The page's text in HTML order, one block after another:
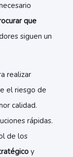
que
siguen un
realizar
el riesgo de
calidad.
rápidas.
de los
y